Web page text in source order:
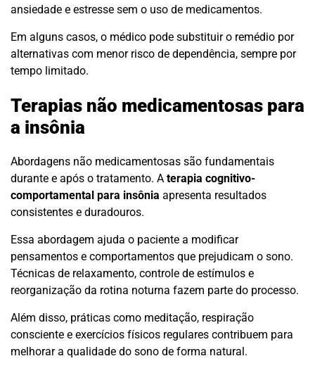
ansiedade e estresse sem o uso de medicamentos.
Em alguns casos, o médico pode substituir o remédio por
alternativas com menor risco de dependência, sempre por
tempo limitado.
Terapias não medicamentosas para
a insônia
Abordagens não medicamentosas são fundamentais
durante e após o tratamento. A terapia cognitivo-
comportamental para insônia apresenta resultados
consistentes e duradouros.
Essa abordagem ajuda o paciente a modificar
pensamentos e comportamentos que prejudicam o sono.
Técnicas de relaxamento, controle de estímulos e
reorganização da rotina noturna fazem parte do processo.
Além disso, práticas como meditação, respiração
consciente e exercícios físicos regulares contribuem para
melhorar a qualidade do sono de forma natural.